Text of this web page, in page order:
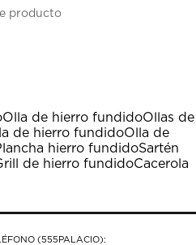
producto
Olla de hierro fundidoOllas de
de hierro fundidoOlla de
hierro fundidoSartén
de hierro fundidoCacerola
(555PALACIO):